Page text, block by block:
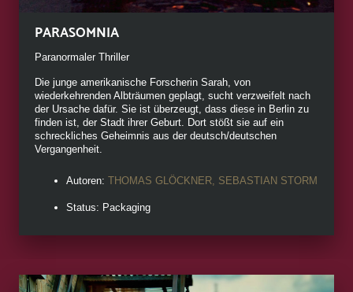
PARASOMNIA
Paranormaler Thriller
Die junge amerikanische Forscherin Sarah, von
wiederkehrenden Albträumen geplagt, sucht verzweifelt nach
der Ursache dafür. Sie ist überzeugt, dass diese in Berlin zu
finden ist, der Stadt ihrer Geburt. Dort stößt sie auf ein
schreckliches Geheimnis aus der deutsch/deutschen
Vergangenheit.
Autoren: THOMAS GLÖCKNER, SEBASTIAN STORM
Status: Packaging